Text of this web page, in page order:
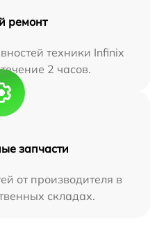
ремонт
техники Infinix
2 часов.
запчасти
от производителя в
складах.